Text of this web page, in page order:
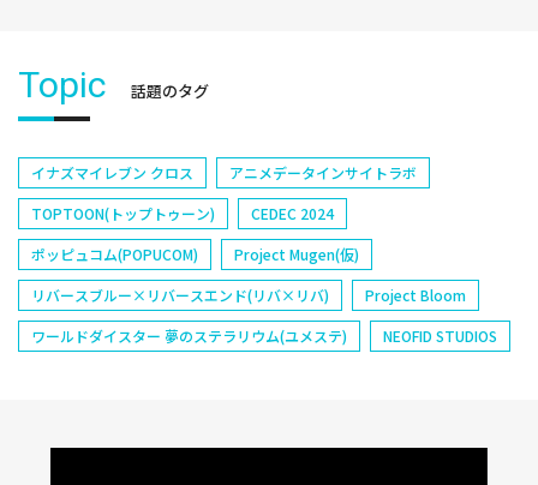
Topic 話題のタグ
イナズマイレブン クロス
アニメデータインサイトラボ
TOPTOON(トップトゥーン)
CEDEC 2024
ポッピュコム(POPUCOM)
Project Mugen(仮)
リバースブルー×リバースエンド(リバ×リバ)
Project Bloom
ワールドダイスター 夢のステラリウム(ユメステ)
NEOFID STUDIOS